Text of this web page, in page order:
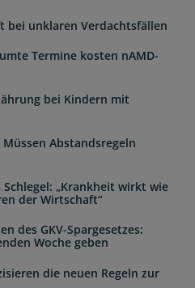
bei unklaren Verdachtsfällen
Termine kosten nAMD-
bei Kindern mit
Abstandsregeln
„Krankheit wirkt wie
der Wirtschaft“
des GKV-Spargesetzes:
Woche geben
die neuen Regeln zur